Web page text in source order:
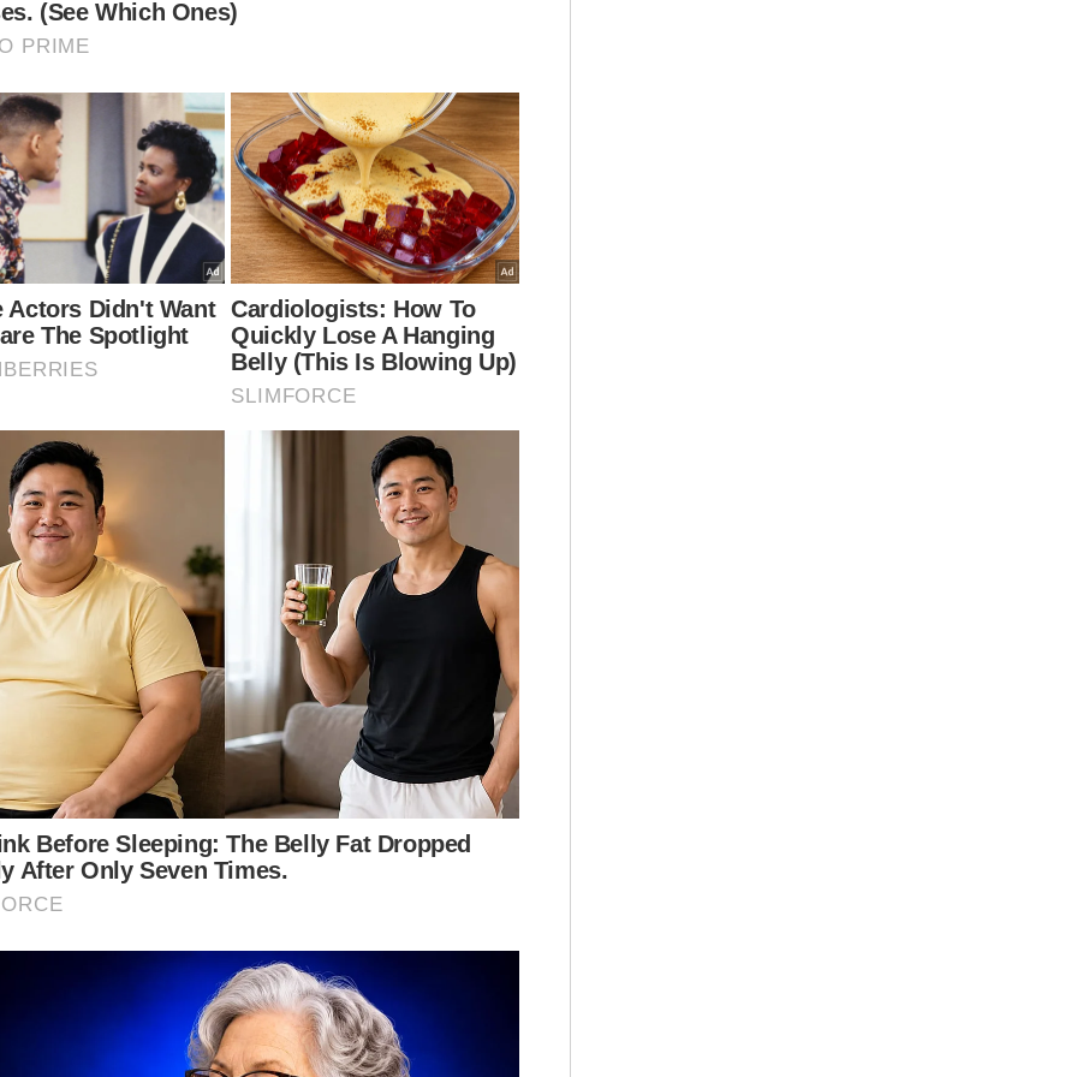
19 Koronavirus
Artikel Disyorkan
BISNES
NIMS angkat perisa teh tarik,
onde-onde, sirap bandung ke
pasaran dunia
NOOR AINON MOHAMED
09 Aug 2026 08:45am
Unit tidak langsung MRCB jual
tanah 14.83 hektar di Cyberjaya
pada RM419.05 juta
BISNES
Rizab antarabangsa BNM
meningkat kepada AS$132.1 bilion
BISNES
Sembilan jenama tempatan diolah
jadi perisa aiskrim edisi terhad
07 Aug 2026 11:03am